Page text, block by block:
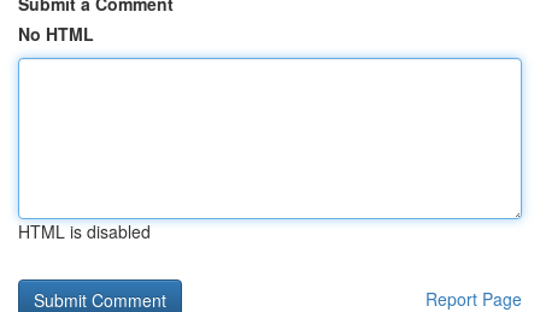
No HTML
HTML is disabled
Report Page